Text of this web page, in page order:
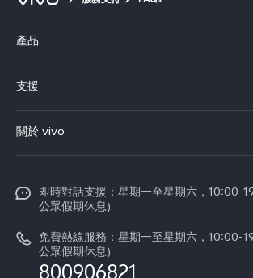
產品
X300
Y21d
V60
支援
服務中心
Funtouch OS
系統升級
零配件價格查詢
關於 vivo
新聞資訊
vivo工作
法律聲明
即時對話支援：星期一至星期六，10:00-
公眾假期休息)
免費熱線服務：星期一至星期六，10:00-
公眾假期休息)